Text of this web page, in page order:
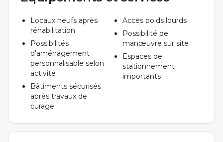
Locaux neufs après
réhabilitation
Possibilités
d'aménagement
personnalisable selon
activité
Bâtiments sécurisés
après travaux de
curage
Accès poids lourds
Possibilité de
manœuvre sur site
Espaces de
stationnement
importants